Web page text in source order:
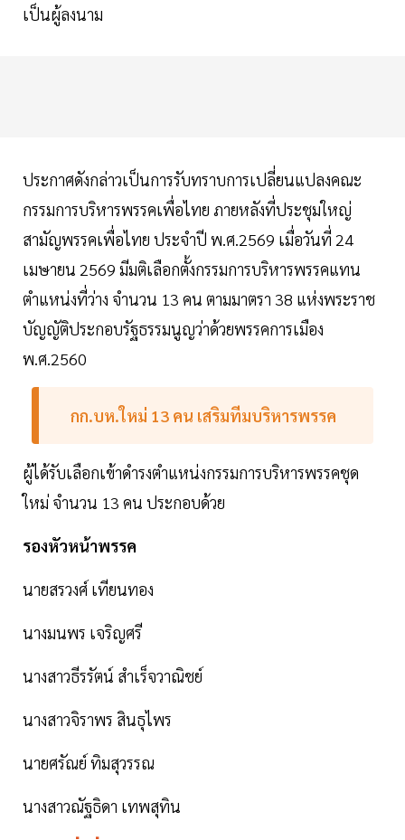
เป็นผู้ลงนาม
ประกาศดังกล่าวเป็นการรับทราบการเปลี่ยนแปลงคณะ
กรรมการบริหารพรรคเพื่อไทย ภายหลังที่ประชุมใหญ่
สามัญพรรคเพื่อไทย ประจำปี พ.ศ.2569 เมื่อวันที่ 24
เมษายน 2569 มีมติเลือกตั้งกรรมการบริหารพรรคแทน
ตำแหน่งที่ว่าง จำนวน 13 คน ตามมาตรา 38 แห่งพระราช
บัญญัติประกอบรัฐธรรมนูญว่าด้วยพรรคการเมือง
พ.ศ.2560
กก.บห.ใหม่ 13 คน เสริมทีมบริหารพรรค
ผู้ได้รับเลือกเข้าดำรงตำแหน่งกรรมการบริหารพรรคชุด
ใหม่ จำนวน 13 คน ประกอบด้วย
รองหัวหน้าพรรค
นายสรวงศ์ เทียนทอง
นางมนพร เจริญศรี
นางสาวธีรรัตน์ สำเร็จวาณิชย์
นางสาวจิราพร สินธุไพร
นายศรัณย์ ทิมสุวรรณ
นางสาวณัฐธิดา เทพสุทิน